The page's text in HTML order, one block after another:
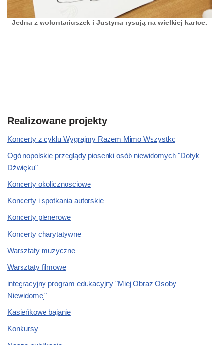
Jedna z wolontariuszek i Justyna rysują na wielkiej kartce.
Realizowane projekty
Koncerty z cyklu Wygrajmy Razem Mimo Wszystko
Ogólnopolskie przeglądy piosenki osób niewidomych "Dotyk
Dźwięku"
Koncerty okolicznosciowe
Koncerty i spotkania autorskie
Koncerty plenerowe
Koncerty charytatywne
Warsztaty muzyczne
Warsztaty filmowe
integracyjny program edukacyjny "Miej Obraz Osoby
Niewidomej"
Kasieńkowe bajanie
Konkursy